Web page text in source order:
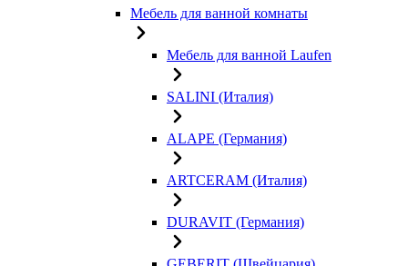
Мебель для ванной комнаты
Мебель для ванной Laufen
SALINI (Италия)
ALAPE (Германия)
ARTCERAM (Италия)
DURAVIT (Германия)